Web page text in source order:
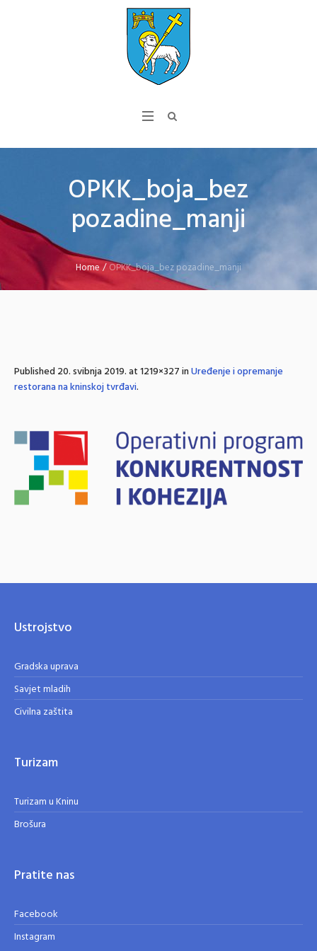
OPKK_boja_bez
pozadine_manji
Home /OPKK_boja_bez pozadine_manji
Published20. svibnja 2019.at 1219×327 inUređenje i opremanje
restorana na kninskoj tvrđavi.
Ustrojstvo
Gradska uprava
Savjet mladih
Civilna zaštita
Turizam
Turizam u Kninu
Brošura
Pratite nas
Facebook
Instagram